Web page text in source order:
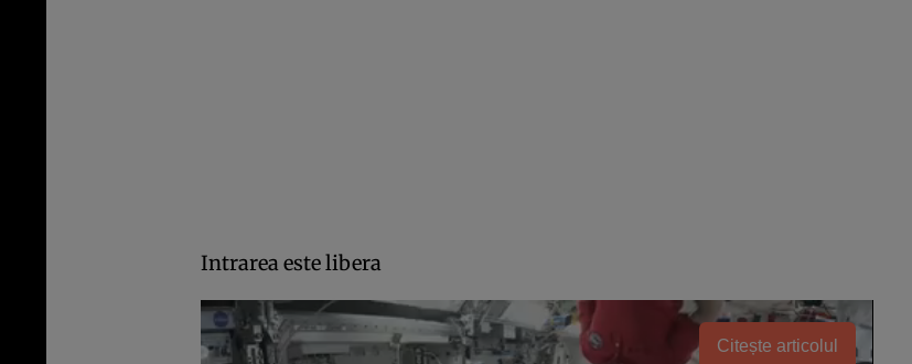
Intrarea este libera
Citește articolul